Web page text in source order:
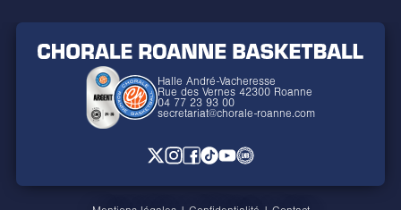
Halle André-Vacheresse
Rue des Vernes 42300 Roanne
04 77 23 93 00
secretariat@chorale-roanne.com